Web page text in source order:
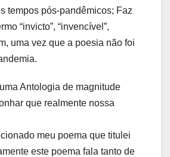
tempos pós-pandêmicos; Faz
“invicto”, “invencível”,
uma vez que a poesia não foi
Antologia de magnitude
que realmente nossa
meu poema que titulei
este poema fala tanto de